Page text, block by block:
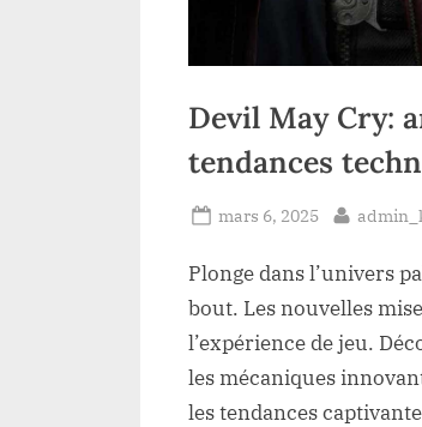
Devil May Cry:
tendances
Posted
mars 6, 2025 By
Plonge dans l’univers
bout. Les nouvelles
l’expérience de jeu.
les mécaniques
les tendances